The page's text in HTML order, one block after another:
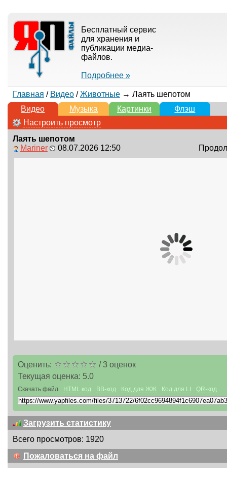
Бесплатный сервис
для хранения и
публикации медиа-
файлов.
Подробнее »
Главная / Видео/Животные→ Лаять шепотом
Видео
Музыка Картинки
Флэш
Настроить просмотр
Лаять шепотом
Mаriner
08.07.2026 12:50
Оценить: /3 оценок
Текущая оценка: 5.0
Скачать файл HTML код BB-код Код для ЖЖ Код для LI QR-код
Загрузить статистику
Всего просмотров: 1920
Пожаловаться на файл